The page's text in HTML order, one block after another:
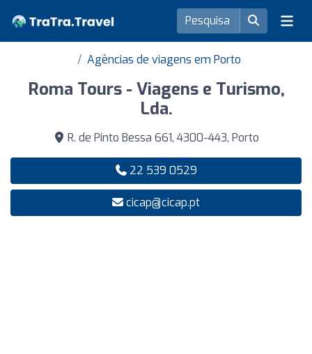
Agências de viagens em Porto
Roma Tours - Viagens e Turismo,
Lda.
R. de Pinto Bessa 661, 4300-443, Porto
22 539 0529
cicap@cicap.pt